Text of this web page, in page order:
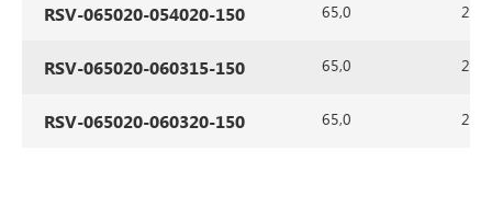
RSV-065020-054020-150 65,0 2,0
RSV-065020-060315-150 65,0 2,0
RSV-065020-060320-150 65,0 2,0